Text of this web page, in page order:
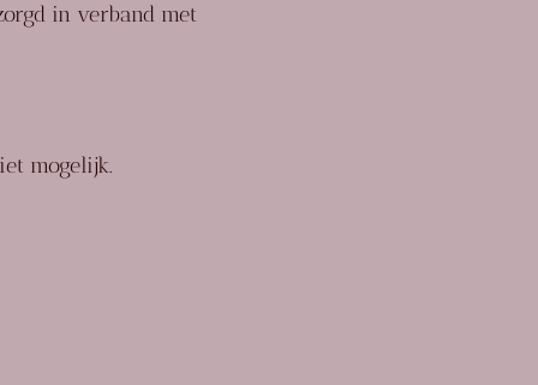
in verband met
mogelijk.